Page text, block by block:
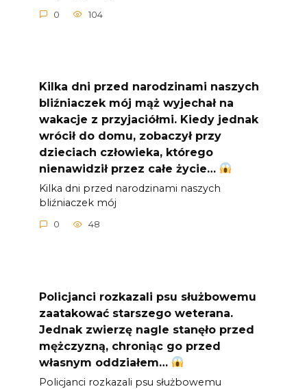
0 104
Kilka dni przed narodzinami naszych
bliźniaczek mój mąż wyjechał na
wakacje z przyjaciółmi. Kiedy jednak
wrócił do domu, zobaczył przy
dzieciach człowieka, którego
nienawidził przez całe życie…
Kilka dni przed narodzinami naszych
bliźniaczek mój
0 48
Policjanci rozkazali psu służbowemu
zaatakować starszego weterana.
Jednak zwierzę nagle stanęło przed
mężczyzną, chroniąc go przed
własnym oddziałem…
Policjanci rozkazali psu służbowemu